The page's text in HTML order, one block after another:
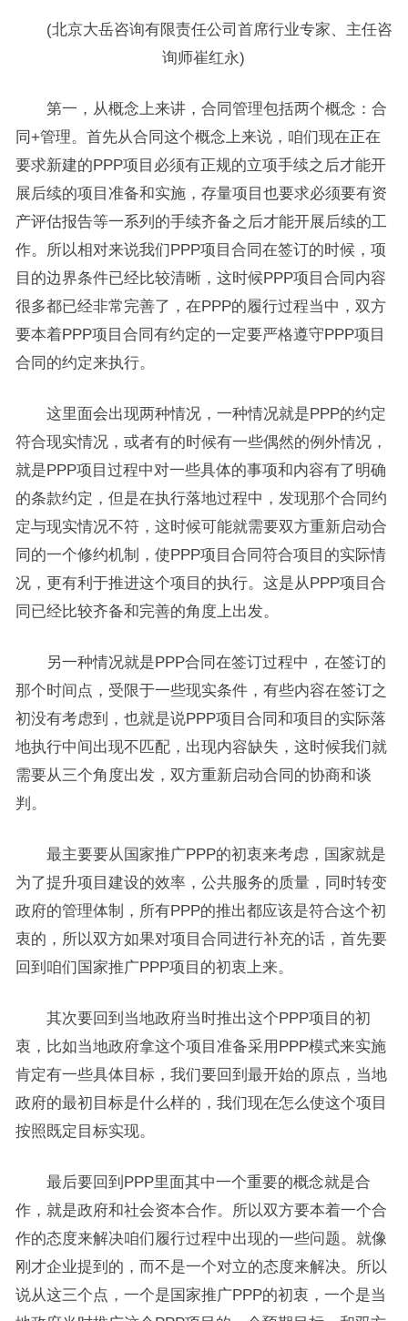
(北京大岳咨询有限责任公司首席行业专家、主任咨
询师崔红永)
第一，从概念上来讲，合同管理包括两个概念：合
同+管理。首先从合同这个概念上来说，咱们现在正在
要求新建的PPP项目必须有正规的立项手续之后才能开
展后续的项目准备和实施，存量项目也要求必须要有资
产评估报告等一系列的手续齐备之后才能开展后续的工
作。所以相对来说我们PPP项目合同在签订的时候，项
目的边界条件已经比较清晰，这时候PPP项目合同内容
很多都已经非常完善了，在PPP的履行过程当中，双方
要本着PPP项目合同有约定的一定要严格遵守PPP项目
合同的约定来执行。
这里面会出现两种情况，一种情况就是PPP的约定
符合现实情况，或者有的时候有一些偶然的例外情况，
就是PPP项目过程中对一些具体的事项和内容有了明确
的条款约定，但是在执行落地过程中，发现那个合同约
定与现实情况不符，这时候可能就需要双方重新启动合
同的一个修约机制，使PPP项目合同符合项目的实际情
况，更有利于推进这个项目的执行。这是从PPP项目合
同已经比较齐备和完善的角度上出发。
另一种情况就是PPP合同在签订过程中，在签订的
那个时间点，受限于一些现实条件，有些内容在签订之
初没有考虑到，也就是说PPP项目合同和项目的实际落
地执行中间出现不匹配，出现内容缺失，这时候我们就
需要从三个角度出发，双方重新启动合同的协商和谈
判。
最主要要从国家推广PPP的初衷来考虑，国家就是
为了提升项目建设的效率，公共服务的质量，同时转变
政府的管理体制，所有PPP的推出都应该是符合这个初
衷的，所以双方如果对项目合同进行补充的话，首先要
回到咱们国家推广PPP项目的初衷上来。
其次要回到当地政府当时推出这个PPP项目的初
衷，比如当地政府拿这个项目准备采用PPP模式来实施
肯定有一些具体目标，我们要回到最开始的原点，当地
政府的最初目标是什么样的，我们现在怎么使这个项目
按照既定目标实现。
最后要回到PPP里面其中一个重要的概念就是合
作，就是政府和社会资本合作。所以双方要本着一个合
作的态度来解决咱们履行过程中出现的一些问题。就像
刚才企业提到的，而不是一个对立的态度来解决。所以
说从这三个点，一个是国家推广PPP的初衷，一个是当